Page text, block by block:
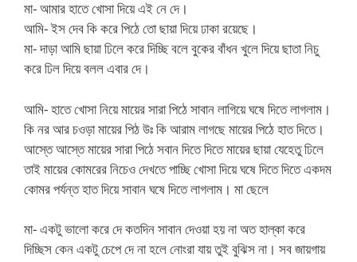
মা- আমার হাতে খোসা দিয়ে এই নে দে।
আমি- ইস দেব কি করে পিঠে তো ছায়া দিয়ে ঢাকা রয়েছে।
মা- দাড়া আমি ছায়া ঢিলে করে দিচ্ছি বলে বুকের বাঁধন খুলে দিয়ে ছাতা নিচু
করে ঢিল দিয়ে বলল এবার দে।
আমি- হাতে খোসা নিয়ে মায়ের সারা পিঠে সাবান লাগিয়ে ঘষে দিতে লাগলাম।
কি নর আর চওড়া মায়ের পিঠ উঃ কি আরাম লাগছে মায়ের পিঠে হাত দিতে।
আস্তে আস্তে মায়ের সারা পিঠে সবান দিতে দিতে মায়ের ছায়া যেহেতু ঢিলে
তাই মায়ের কোমরের নিচেও দেখতে পাচ্ছি খোসা দিয়ে ঘষে দিতে দিতে একদম
কোমর পর্যন্ত হাত দিয়ে সাবান ঘষে দিতে লাগলাম। মা ছেলে
মা- একটু ভালো করে দে কতদিন সাবান দেওয়া হয় না অত হাল্কা করে
দিচ্ছিস কেন একটু চেপে দে না হলে নোংরা যায় তুই বুঝিস না। সব জায়গায়